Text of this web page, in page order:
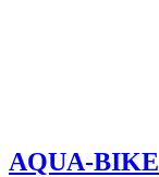
AQUA-BIKE